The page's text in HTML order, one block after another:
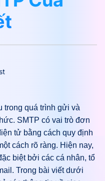
trong quá trình gửi và
SMTP có vai trò đơn
tử bằng cách quy định
cách rõ ràng. Hiện nay,
biệt bởi các cá nhân, tổ
Trong bài viết dưới